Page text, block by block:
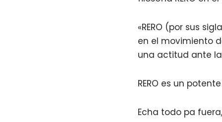
«RERO (por sus
en el movimiento
una actitud ante
RERO es un
Echa todo pa